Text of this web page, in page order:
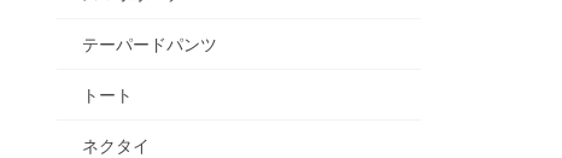
テーパードパンツ
トート
ネクタイ